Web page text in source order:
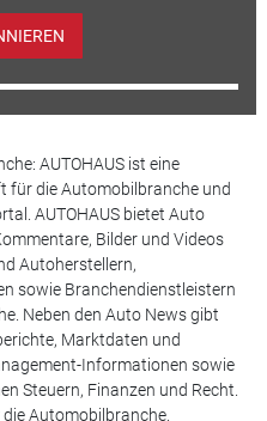
AUTOHAUS ist eine
für die Automobilbranche und
AUTOHAUS bietet Auto
Bilder und Videos
Autoherstellern,
sowie Branchendienstleistern
Neben den Auto News gibt
Marktdaten und
Informationen sowie
Steuern, Finanzen und Recht.
Automobilbranche.